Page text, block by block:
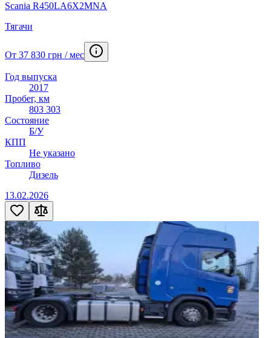
Scania R450LA6X2MNA
Тягачи
От 37 830 грн / мес
Год выпуска
2017
Пробег, км
803 303
Состояние
Б/У
КПП
Не указано
Топливо
Дизель
13.02.2026